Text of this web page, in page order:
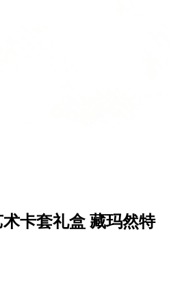
卡套礼盒 藏玛然特